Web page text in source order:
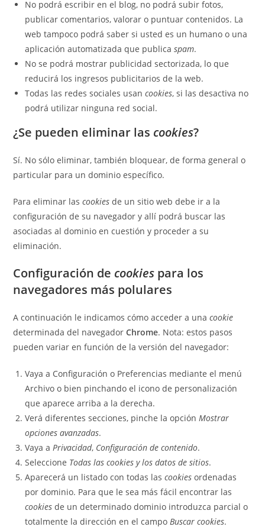
No podrá escribir en el blog, no podrá subir fotos,
publicar comentarios, valorar o puntuar contenidos. La
web tampoco podrá saber si usted es un humano o una
aplicación automatizada que publicaspam.
No se podrá mostrar publicidad sectorizada, lo que
reducirá los ingresos publicitarios de la web.
Todas las redes sociales usancookies, si las desactiva no
podrá utilizar ninguna red social.
¿Se pueden eliminar las cookies?
Sí. No sólo eliminar, también bloquear, de forma general o
particular para un dominio específico.
Para eliminar lascookies de un sitio web debe ir a la
configuración de su navegador y allí podrá buscar las
asociadas al dominio en cuestión y proceder a su
eliminación.
Configuración de cookies para los
navegadores más polulares
A continuación le indicamos cómo acceder a unacookie
determinada del navegadorChrome. Nota: estos pasos
pueden variar en función de la versión del navegador:
Vaya a Configuración o Preferencias mediante el menú
Archivo o bien pinchando el icono de personalización
que aparece arriba a la derecha.
Verá diferentes secciones, pinche la opciónMostrar
opciones avanzadas.
Vaya aPrivacidad, Configuración de contenido.
Seleccione Todas lascookies y los datos de sitios.
Aparecerá un listado con todas lascookies ordenadas
por dominio. Para que le sea más fácil encontrar las
cookies de un determinado dominio introduzca parcial o
totalmente la dirección en el campoBuscar cookies.